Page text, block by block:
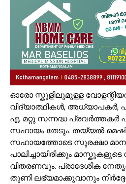
ഓരോ സ്കൂളിലുമുള്ള
വിദ്യാത്ഥികൾ, അധ്യാപകർ,
എ, മറ്റു സന്നദ്ധ പ്രവർത്തകർ
സഹായം തേടും. തയ്യൽ
സഹായത്തോടെ സുരക്ഷാ
പാലിച്ചായിരിക്കും
വിതരണവും. പ്രാദേശിക
തുണി ലഭ്യമാക്കുവാനും